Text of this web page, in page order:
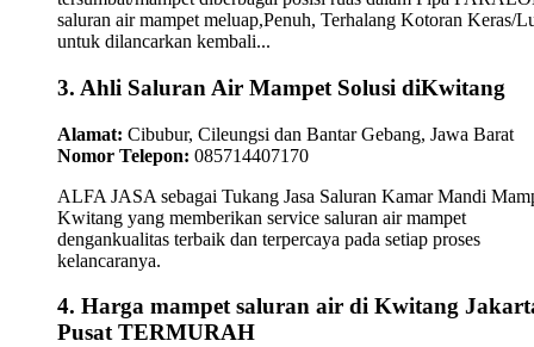
saluran air mampet meluap,Penuh, Terhalang Kotoran Keras/
untuk dilancarkan kembali...
3. Ahli Saluran Air Mampet Solusi diKwitang
Alamat: Cibubur, Cileungsi dan Bantar Gebang, Jawa Barat
Nomor Telepon: 085714407170
ALFA JASA sebagai Tukang Jasa Saluran Kamar Mandi
Kwitang yang memberikan service saluran air mampet
dengankualitas terbaik dan terpercaya pada setiap proses
kelancaranya.
4. Harga mampet saluran air di Kwitang
Pusat TERMURAH